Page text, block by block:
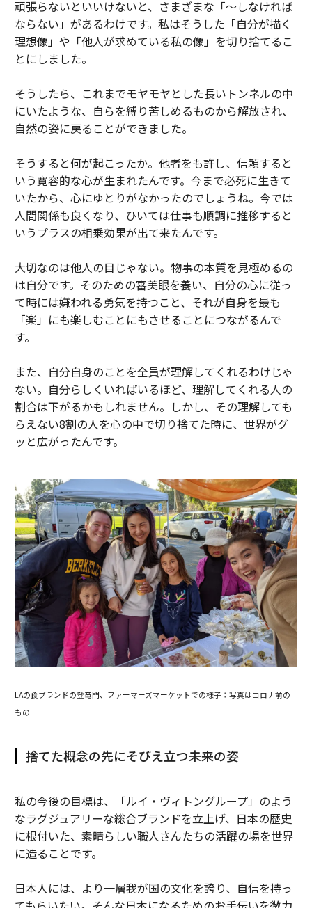
頑張らないといいけないと、さまざまな「〜しなければ
ならない」があるわけです。私はそうした「自分が描く
理想像」や「他人が求めている私の像」を切り捨てるこ
とにしました。
そうしたら、これまでモヤモヤとした長いトンネルの中
にいたような、自らを縛り苦しめるものから解放され、
自然の姿に戻ることができました。
そうすると何が起こったか。他者をも許し、信頼すると
いう寛容的な心が生まれたんです。今まで必死に生きて
いたから、心にゆとりがなかったのでしょうね。今では
人間関係も良くなり、ひいては仕事も順調に推移すると
いうプラスの相乗効果が出て来たんです。
大切なのは他人の目じゃない。物事の本質を見極めるの
は自分です。そのための審美眼を養い、自分の心に従っ
て時には嫌われる勇気を持つこと、それが自身を最も
「楽」にも楽しむことにもさせることにつながるんで
す。
また、自分自身のことを全員が理解してくれるわけじゃ
ない。自分らしくいればいるほど、理解してくれる人の
割合は下がるかもしれません。しかし、その理解しても
らえない8割の人を心の中で切り捨てた時に、世界がグ
ッと広がったんです。
LAの食ブランドの登竜門、ファーマーズマーケットでの様子：写真はコロナ前の
もの
捨てた概念の先にそびえ立つ未来の姿
私の今後の目標は、「ルイ・ヴィトングループ」のよう
なラグジュアリーな総合ブランドを立上げ、日本の歴史
に根付いた、素晴らしい職人さんたちの活躍の場を世界
に造ることです。
日本人には、より一層我が国の文化を誇り、自信を持っ